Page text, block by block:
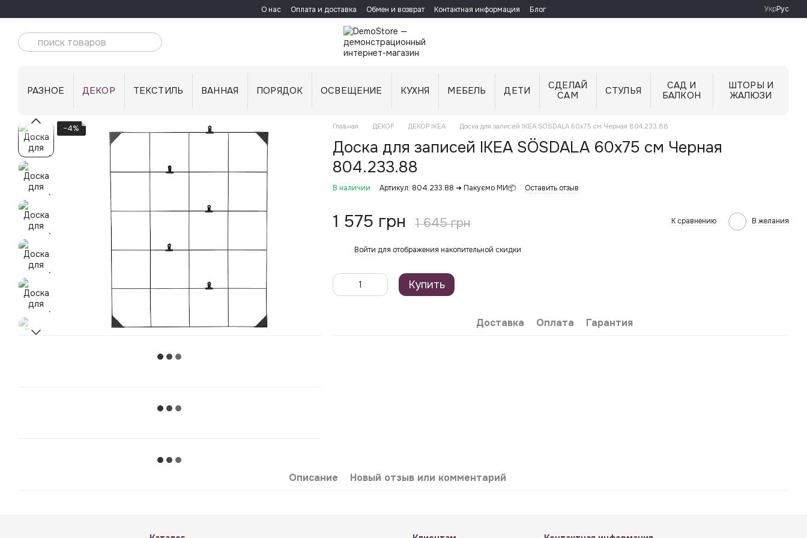
О нас Оплата и доставка Обмен и возврат Контактная информация Блог УкрРус
РАЗНОЕ ДЕКОР ТЕКСТИЛЬ ВАННАЯ ПОРЯДОК ОСВЕЩЕНИЕ КУХНЯ МЕБЕЛЬ ДЕТИ
СДЕЛАЙ
САМ
СТУЛЬЯ
САД И
БАЛКОН
ШТОРЫ И
ЖАЛЮЗИ
−4% Главная ДЕКОР ДЕКОР IKEA Доска для записей IKEA SÖSDALA 60x75 см Черная 804.233.88
Доска для записей IKEA SÖSDALA 60x75 см Черная
804.233.88
В наличии Артикул: 804.233.88 ➜ Пакуємо МИ📦 Оставить отзыв
1 575 грн 1 645 грн К сравнению В желания
Войти для отображения накопительной скидки
Купить
Доставка Оплата Гарантия
Описание Новый отзыв или комментарий